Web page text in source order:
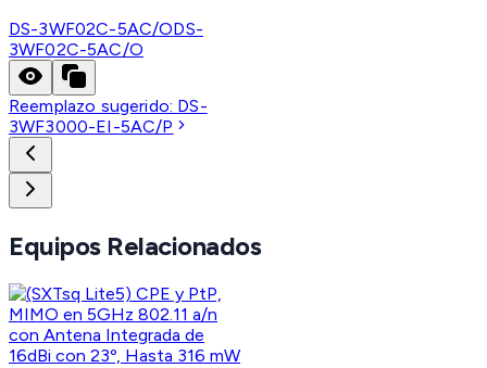
DS-3WF02C-5AC/ODS-
3WF02C-5AC/O
Reemplazo sugerido: DS-
3WF3000-EI-5AC/P
Equipos Relacionados